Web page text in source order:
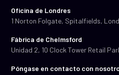
Oficina de Londres
1 Norton Folgate, Spitalfields,
Fábrica de Chelmsford
Unidad 2, 10 Clock Tower Retail
Póngase en contacto con